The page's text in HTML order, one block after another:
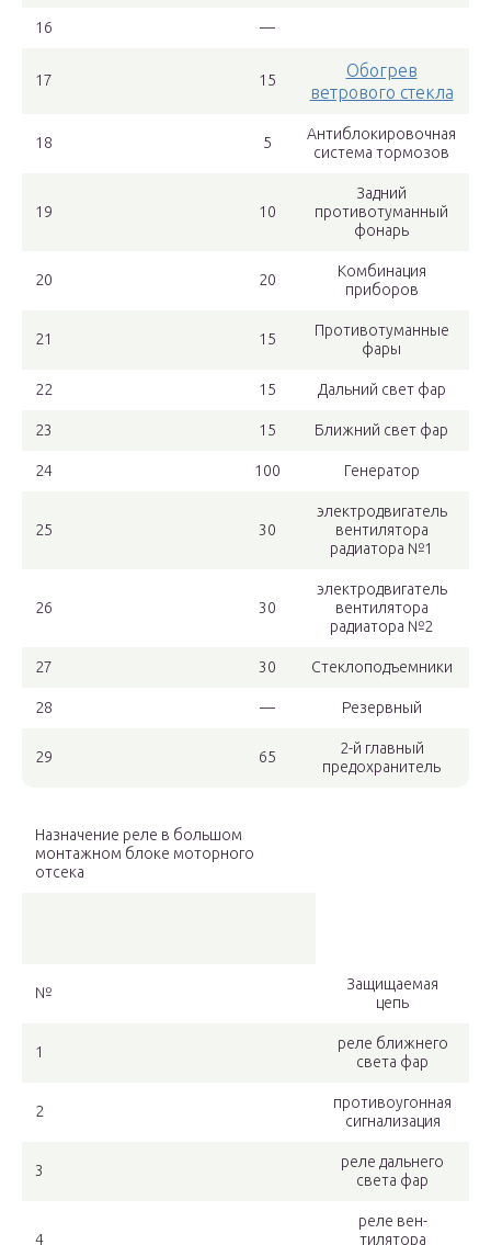
16 —
17 15
Обогрев
ветрового стекла
18 5
Антиблокировочная
система тормозов
19 10
Задний
противотуманный
фонарь
20 20
Комбинация
приборов
21 15
Противотуманные
фары
22 15 Дальний свет фар
23 15 Ближний свет фар
24 100 Генератор
25 30
электродвигатель
вентилятора
радиатора №1
26 30
электродвигатель
вентилятора
радиатора №2
27 30 Стеклоподъемники
28 — Резервный
29 65
2-й главный
предохранитель
Назначение реле в большом
монтажном блоке моторного
отсека
№
Защищаемая
цепь
1
реле ближ­него
света фар
2
противоугонная
сигнализация
3
реле дальнего
света фар
4
реле вен­
тилятора